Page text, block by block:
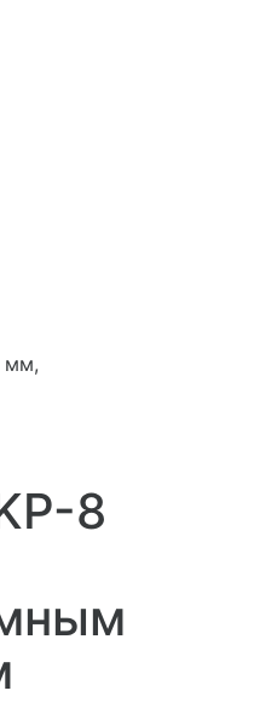
мм,
8